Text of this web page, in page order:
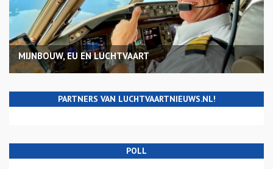
MIJNBOUW, EU EN LUCHTVAART
PARTNERS VAN LUCHTVAARTNIEUWS.NL!
POLL